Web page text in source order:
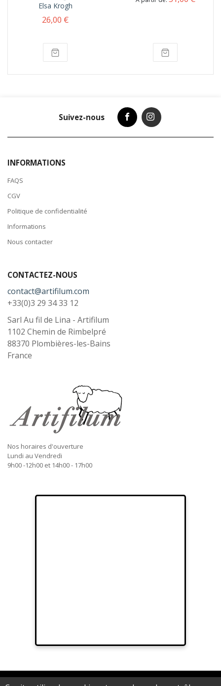
Elsa Krogh
26,00 €
Suivez-nous
INFORMATIONS
FAQS
CGV
Politique de confidentialité
Informations
Nous contacter
CONTACTEZ-NOUS
contact@artifilum.com
+33(0)3 29 34 33 12
Sarl Au fil de Lina - Artifilum
1102 Chemin de Rimbelpré
88370 Plombières-les-Bains
France
Nos horaires d'ouverture
Lundi au Vendredi
9h00 -12h00 et 14h00 - 17h00
© 2012 Sarl Au fil de Lina - Artifilum au capital de 15.000,00 € - RCS